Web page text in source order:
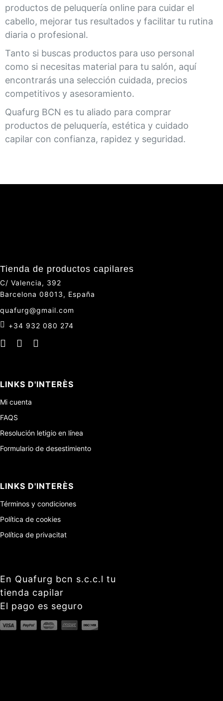
productos de peluquería online para cuidar el
cabello, mejorar tus resultados y facilitar tu rutina
diaria o profesional.
Tanto si buscas productos para uso personal
como si necesitas material para tu salón, aquí
encontrarás una selección cuidada, precios
competitivos y asesoramiento.
Quafurg BCN es tu aliado para comprar
productos de peluquería, estética y cuidado
capilar con confianza, rapidez y seguridad.
Tienda de productos capilares
C/ Valencia, 392
Barcelona 08013, España
quafurg@gmail.com
+34 932 080 274
LINKS D'INTERÈS
Mi cuenta
FAQS
Resolución letigio en línea
Formulario de desestimiento
LINKS D'INTERÈS
Términos y condiciones
Política de cookies
Política de privacitat
En Quafurg bcn s.c.c.l tu
tienda capilar
El pago es seguro